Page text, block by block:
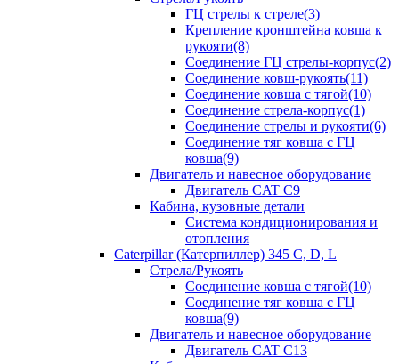
ГЦ стрелы к стреле(3)
Крепление кронштейна ковша к
рукояти(8)
Соединение ГЦ стрелы-корпус(2)
Соединение ковш-рукоять(11)
Соединение ковша с тягой(10)
Соединение стрела-корпус(1)
Соединение стрелы и рукояти(6)
Соединение тяг ковша с ГЦ
ковша(9)
Двигатель и навесное оборудование
Двигатель CAT C9
Кабина, кузовные детали
Система кондиционирования и
отопления
Caterpillar (Катерпиллер) 345 C, D, L
Стрела/Рукоять
Соединение ковша с тягой(10)
Соединение тяг ковша с ГЦ
ковша(9)
Двигатель и навесное оборудование
Двигатель CAT C13